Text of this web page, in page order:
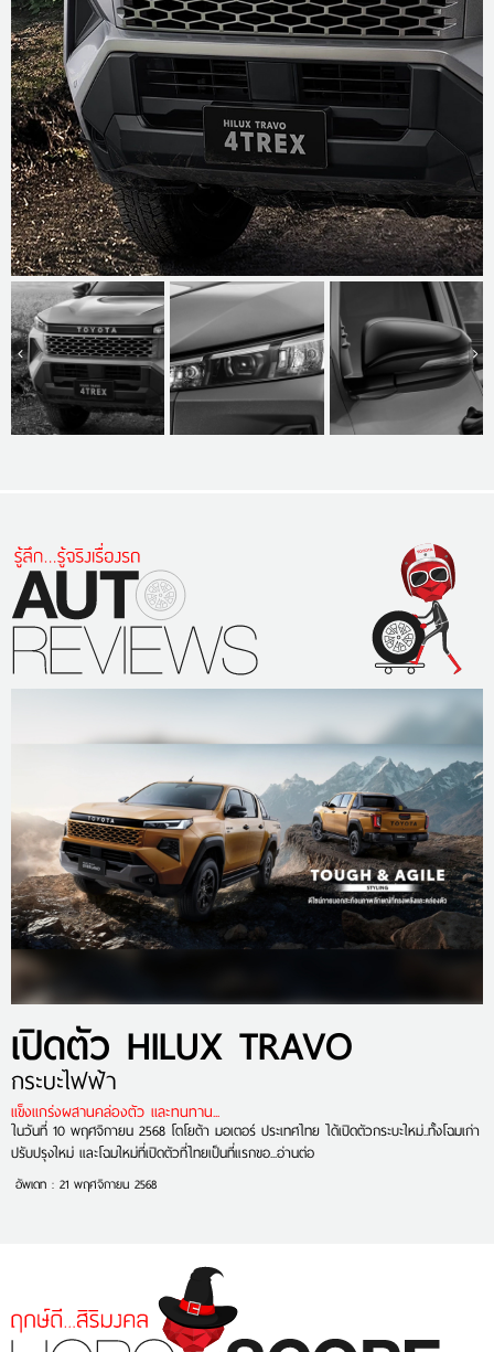
เปิดตัว HILUX TRAVO
กระบะไฟฟ้า
แข็งแกร่งผสานคล่องตัว และทนทาน...
ในวันที่ 10 พฤศจิกายน 2568 โตโยต้า มอเตอร์ ประเทศไทย ได้เปิดตัวกระบะใหม่..ทั้งโฉมเก่า
ปรับปรุงใหม่ และโฉมใหม่ที่เปิดตัวที่ไทยเป็นที่แรกขอ...อ่านต่อ
อัพเดท : 21 พฤศจิกายน 2568